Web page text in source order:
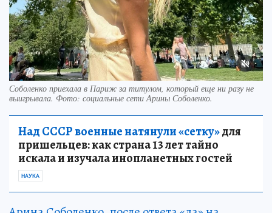
Соболенко приехала в Париж за титулом, который еще ни разу не
выигрывала. Фото: социальные сети Арины Соболенко.
Над СССР военные натянули «сетку»для
пришельцев: как страна 13 лет тайно
искала и изучала инопланетных гостей
НАУКА